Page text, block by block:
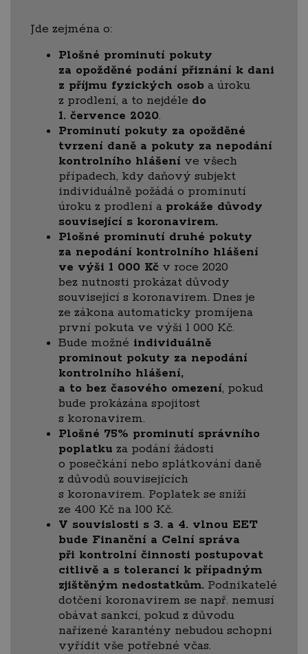
Jde zejména o:
Plošné prominutí pokuty
za opožděné podání přiznání k dani
z příjmu fyzických osob a úroku
z prodlení, a to nejdéle do
1. července 2020.
Prominutí pokuty za opožděné
tvrzení daně a pokuty za nepodání
kontrolního hlášení ve všech
případech, kdy daňový subjekt
individuálně požádá o prominutí
úroku z prodlení a prokáže důvody
související s koronavirem.
Plošné prominutí druhé pokuty
za nepodání kontrolního hlášení
ve výši 1 000 Kč v roce 2020
bez nutnosti prokázat důvody
související s koronavirem. Dnes je
ze zákona automaticky promíjena
první pokuta ve výši 1 000 Kč.
Bude možné individuálně
prominout pokuty za nepodání
kontrolního hlášení,
a to bez časového omezení, pokud
bude prokázána spojitost
s koronavirem.
Plošné 75% prominutí správního
poplatku za podání žádosti
o posečkání nebo splátkování daně
z důvodů souvisejících
s koronavirem. Poplatek se sníží
ze 400 Kč na 100 Kč.
V souvislosti s 3. a 4. vlnou EET
bude Finanční a Celní správa
při kontrolní činnosti postupovat
citlivě a s tolerancí k případným
zjištěným nedostatkům. Podnikatelé
dotčení koronavirem se např. nemusí
obávat sankcí, pokud z důvodu
nařízené karantény nebudou schopni
vyřídit vše potřebné včas.